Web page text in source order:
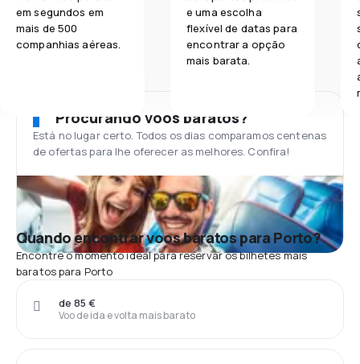
em segundos em
mais de 500
companhias aéreas.
e uma escolha
flexível de datas para
encontrar a opção
mais barata.
Procurando voos baratos?
Está no lugar certo. Todos os dias comparamos centenas
de ofertas para lhe oferecer as melhores. Confira!
Quando encontrar voos baratos para Porto?
Encontre o momento ideal para reservar os bilhetes mais
baratos para Porto
Voo de ida e volta mais barato
de 85 €